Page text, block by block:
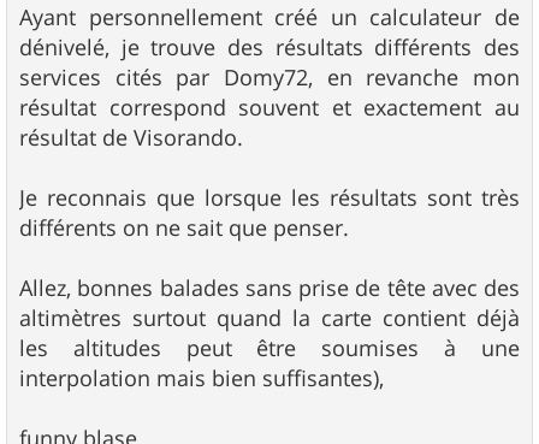
Ayant personnellement créé un calculateur de
dénivelé, je trouve des résultats différents des
services cités par Domy72, en revanche mon
résultat correspond souvent et exactement au
résultat de Visorando.
Je reconnais que lorsque les résultats sont très
différents on ne sait que penser.
Allez, bonnes balades sans prise de tête avec des
altimètres surtout quand la carte contient déjà
les altitudes peut être soumises à une
interpolation mais bien suffisantes),
funny blase